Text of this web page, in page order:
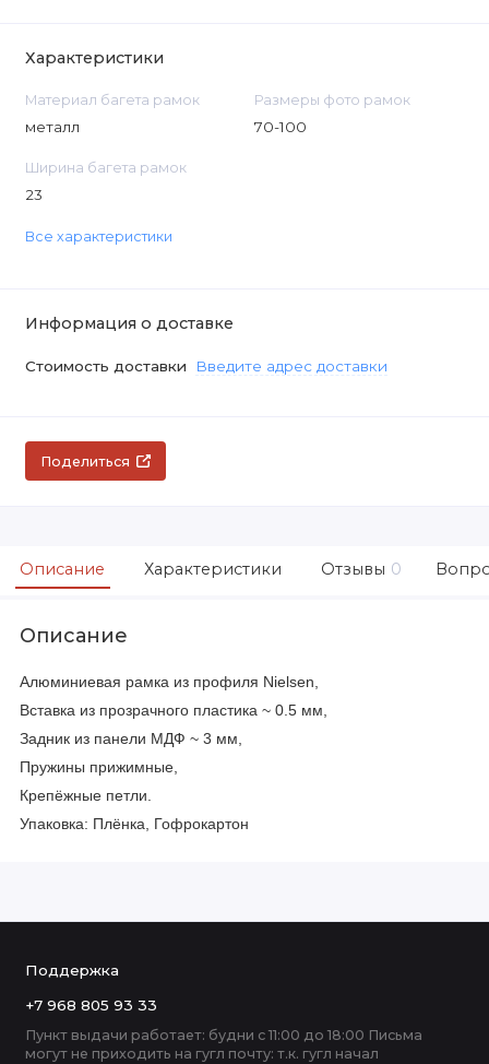
Характеристики
Материал багета рамок
металл
Размеры фото рамок
70-100
Ширина багета рамок
23
Все характеристики
Информация о доставке
Стоимость доставки Введите адрес доставки
Поделиться
Описание Характеристики Отзывы 0
Описание
Алюминиевая рамка из профиля Nielsen,
Вставка из прозрачного пластика ~ 0.5 мм,
Задник из панели МДФ ~ 3 мм,
Пружины прижимные,
Крепёжные петли.
Упаковка: Плёнка, Гофрокартон
Поддержка
+7 968 805 93 33
Пункт выдачи работает: будни с 11:00 до 18:00 Письма
могут не приходить на гугл почту: т.к. гугл начал